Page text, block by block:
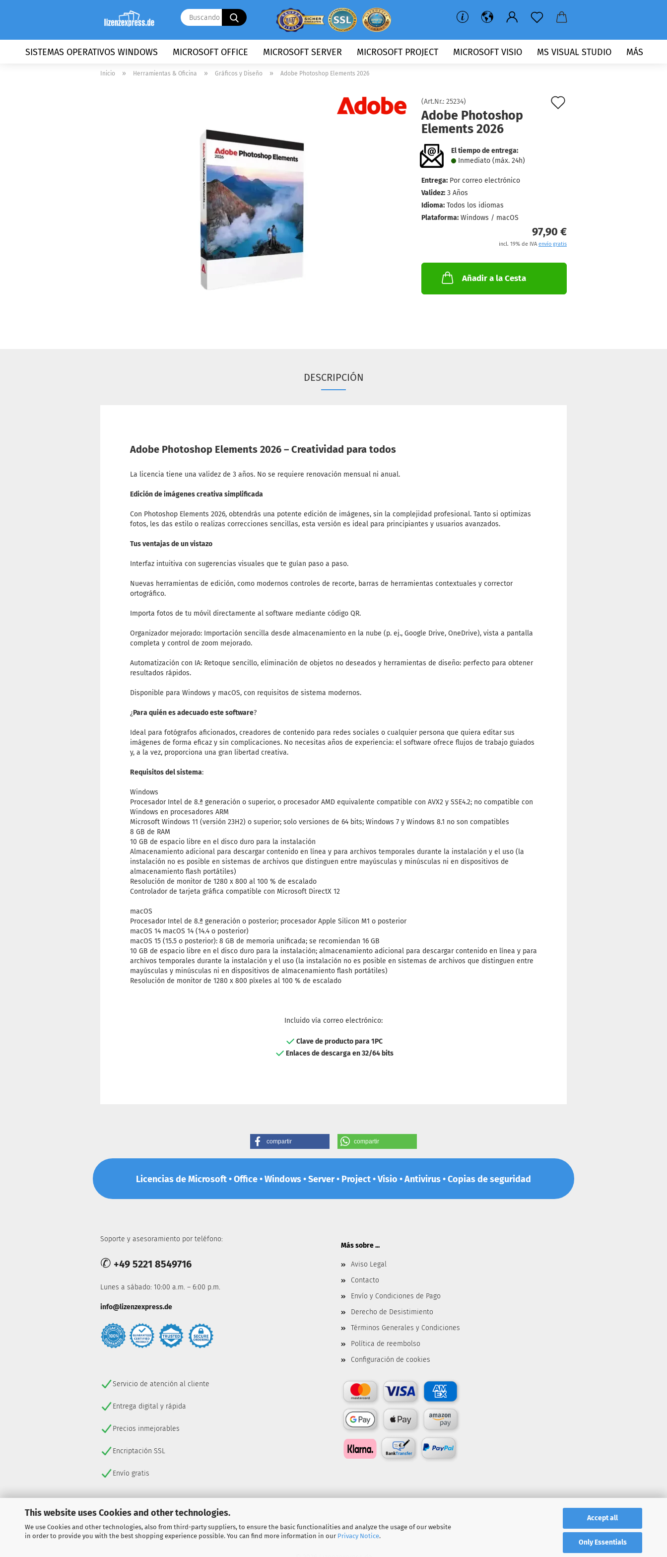
This website uses Cookies and other technologies.
We use Cookies and other technologies, also from third-party suppliers, to ensure the basic functionalities and analyze the usage of our website
in order to provide you with the best shopping experience possible. You can find more information in our Privacy Notice.
Accept all
Only Essentials
Buscando
...
SISTEMAS OPERATIVOS WINDOWS MICROSOFT OFFICE MICROSOFT SERVER MICROSOFT PROJECT MICROSOFT VISIO MS VISUAL STUDIO MÁS
Inicio » Herramientas & Oficina » Gráficos y Diseño » Adobe Photoshop Elements 2026
(Art.Nr.: 25234)
Adobe Photoshop
Elements 2026
El tiempo de entrega:
Inmediato (máx. 24h)
Entrega: Por correo electrónico
Validez: 3 Años
Idioma: Todos los idiomas
Plataforma: Windows / macOS
97,90 €
incl. 19% de IVA envío gratis
Añadir a la Cesta
DESCRIPCIÓN
Adobe Photoshop Elements 2026 – Creatividad para todos
La licencia tiene una validez de 3 años. No se requiere renovación mensual ni anual.
Edición de imágenes creativa simplificada
Con Photoshop Elements 2026, obtendrás una potente edición de imágenes, sin la complejidad profesional. Tanto si optimizas
fotos, les das estilo o realizas correcciones sencillas, esta versión es ideal para principiantes y usuarios avanzados.
Tus ventajas de un vistazo
Interfaz intuitiva con sugerencias visuales que te guían paso a paso.
Nuevas herramientas de edición, como modernos controles de recorte, barras de herramientas contextuales y corrector
ortográfico.
Importa fotos de tu móvil directamente al software mediante código QR.
Organizador mejorado: Importación sencilla desde almacenamiento en la nube (p. ej., Google Drive, OneDrive), vista a pantalla
completa y control de zoom mejorado.
Automatización con IA: Retoque sencillo, eliminación de objetos no deseados y herramientas de diseño: perfecto para obtener
resultados rápidos.
Disponible para Windows y macOS, con requisitos de sistema modernos.
¿Para quién es adecuado este software?
Ideal para fotógrafos aficionados, creadores de contenido para redes sociales o cualquier persona que quiera editar sus
imágenes de forma eficaz y sin complicaciones. No necesitas años de experiencia: el software ofrece flujos de trabajo guiados
y, a la vez, proporciona una gran libertad creativa.
Requisitos del sistema:
Windows
Procesador Intel de 8.ª generación o superior, o procesador AMD equivalente compatible con AVX2 y SSE4.2; no compatible con
Windows en procesadores ARM
Microsoft Windows 11 (versión 23H2) o superior; solo versiones de 64 bits; Windows 7 y Windows 8.1 no son compatibles
8 GB de RAM
10 GB de espacio libre en el disco duro para la instalación
Almacenamiento adicional para descargar contenido en línea y para archivos temporales durante la instalación y el uso (la
instalación no es posible en sistemas de archivos que distinguen entre mayúsculas y minúsculas ni en dispositivos de
almacenamiento flash portátiles)
Resolución de monitor de 1280 x 800 al 100 % de escalado
Controlador de tarjeta gráfica compatible con Microsoft DirectX 12
macOS
Procesador Intel de 8.ª generación o posterior; procesador Apple Silicon M1 o posterior
macOS 14 macOS 14 (14.4 o posterior)
macOS 15 (15.5 o posterior): 8 GB de memoria unificada; se recomiendan 16 GB
10 GB de espacio libre en el disco duro para la instalación; almacenamiento adicional para descargar contenido en línea y para
archivos temporales durante la instalación y el uso (la instalación no es posible en sistemas de archivos que distinguen entre
mayúsculas y minúsculas ni en dispositivos de almacenamiento flash portátiles)
Resolución de monitor de 1280 x 800 píxeles al 100 % de escalado
Incluido vía correo electrónico:
Clave de producto para 1PC
Enlaces de descarga en 32/64 bits
compartir compartir
Licencias de Microsoft • Office • Windows • Server • Project • Visio • Antivirus • Copias de seguridad
Soporte y asesoramiento por teléfono:
✆ +49 5221 8549716
Lunes a sábado: 10:00 a.m. – 6:00 p.m.
info@lizenzexpress.de
Más sobre ...
Aviso Legal
Contacto
Envío y Condiciones de Pago
Derecho de Desistimiento
Términos Generales y Condiciones
Política de reembolso
Configuración de cookies
Servicio de atención al cliente
Entrega digital y rápida
Precios inmejorables
Encriptación SSL
Envío gratis
DESISTIR DEL CONTRATO